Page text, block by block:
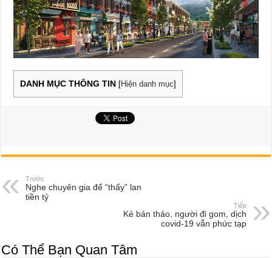
DANH MỤC THÔNG TIN [Hiện danh mục]
Trước
Nghe chuyên gia để “thấy” lan
tiền tỷ
Tiếp
Kẻ bán tháo, người đi gom, dịch
covid-19 vẫn phức tạp
Có Thể Bạn Quan Tâm